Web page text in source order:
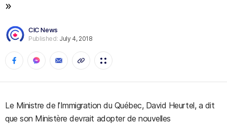
»
CIC News
Published: July 4, 2018
Le Ministre de l’Immigration du Québec, David Heurtel, a dit
que son Ministère devrait adopter de nouvelles